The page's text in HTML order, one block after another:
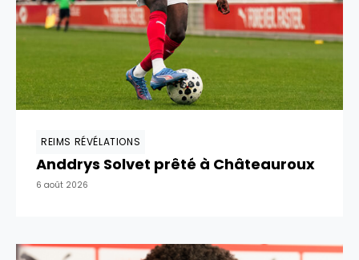
REIMS RÉVÉLATIONS
Anddrys Solvet prêté à Châteauroux
6 août 2026